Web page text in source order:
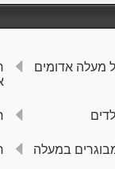
מעלה אדומים
במעלה